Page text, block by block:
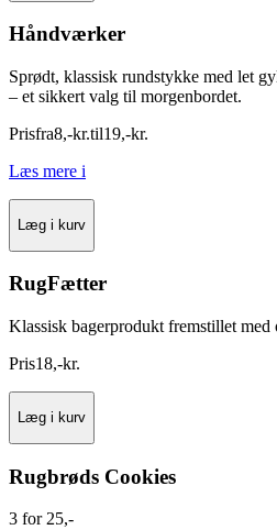
Håndværker
Sprødt, klassisk rundstykke med let
– et sikkert valg til morgenbordet.
Prisfra8,-kr.til19,-kr.
Læs mere i
Læg i kurv
RugFætter
Klassisk bagerprodukt fremstillet med
Pris18,-kr.
Læg i kurv
Rugbrøds Cookies
3 for 25,-